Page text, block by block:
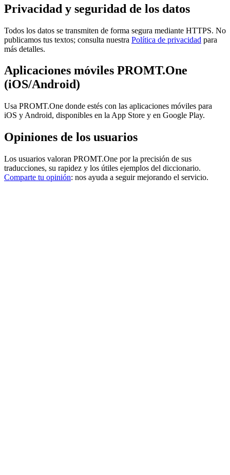
Privacidad y seguridad de los datos
Todos los datos se transmiten de forma segura mediante HTTPS. No
publicamos tus textos; consulta nuestra Política de privacidad para
más detalles.
Aplicaciones móviles PROMT.One
(iOS/Android)
Usa PROMT.One donde estés con las aplicaciones móviles para
iOS y Android, disponibles en la App Store y en Google Play.
Opiniones de los usuarios
Los usuarios valoran PROMT.One por la precisión de sus
traducciones, su rapidez y los útiles ejemplos del diccionario.
Comparte tu opinión: nos ayuda a seguir mejorando el servicio.